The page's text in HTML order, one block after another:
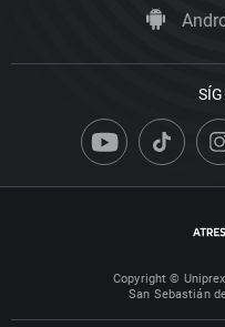
Copyright ©
San Sebastián